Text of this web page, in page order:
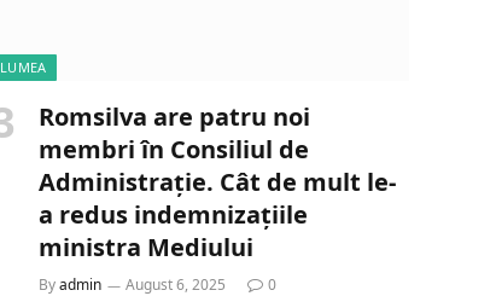
LUMEA
Romsilva are patru noi
membri în Consiliul de
Administrație. Cât de mult le-
a redus indemnizațiile
ministra Mediului
Byadmin August 6, 2025 0